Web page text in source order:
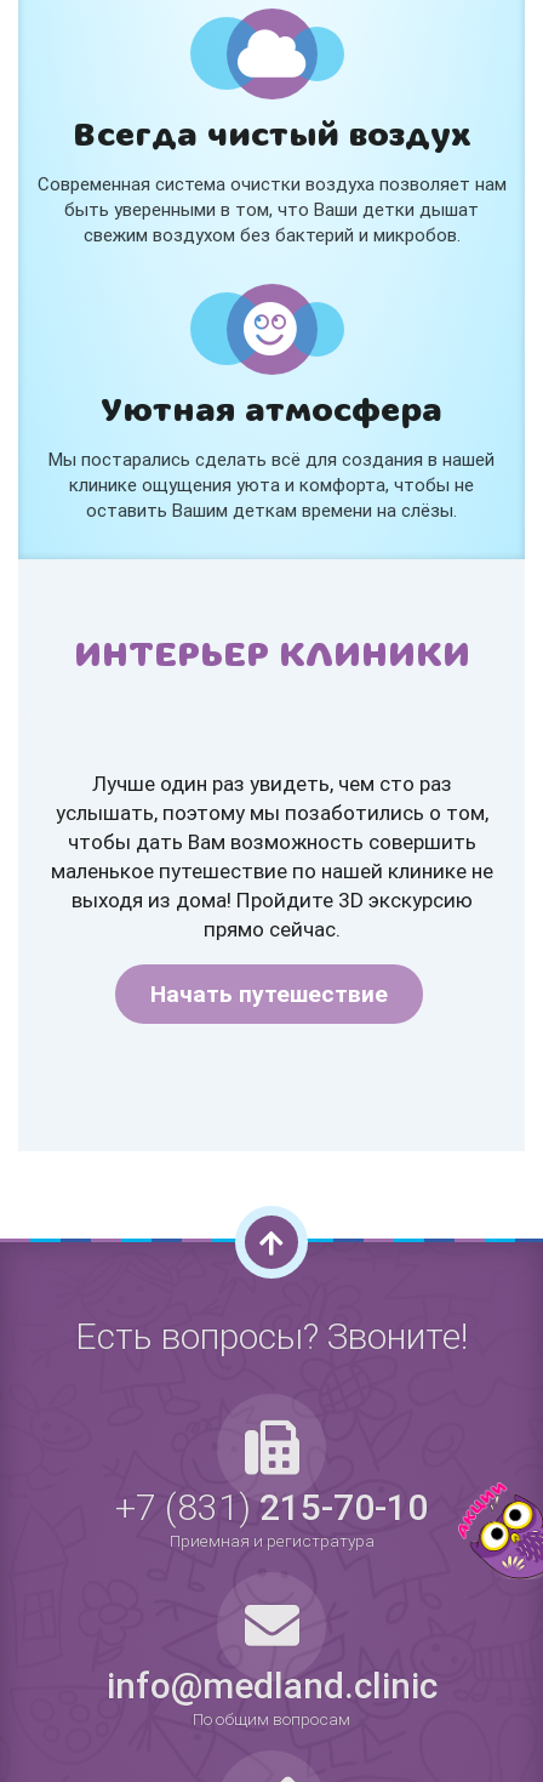
Всегда чистый воздух
Современная система очистки воздуха позволяет нам
быть уверенными в том, что Ваши детки дышат
свежим воздухом без бактерий и микробов.
Уютная атмосфера
Мы постарались сделать всё для создания в нашей
клинике ощущения уюта и комфорта, чтобы не
оставить Вашим деткам времени на слёзы.
ИНТЕРЬЕР КЛИНИКИ
Лучше один раз увидеть, чем сто раз
услышать, поэтому мы позаботились о том,
чтобы дать Вам возможность совершить
маленькое путешествие по нашей клинике не
выходя из дома! Пройдите 3D экскурсию
прямо сейчас.
Начать путешествие
Есть вопросы? Звоните!
+7 (831)215-70-10
Приемная и регистратура
info@medland.clinic
По общим вопросам